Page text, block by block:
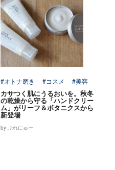
#オトナ磨き #コスメ #美容
カサつく肌にうるおいを。秋冬
の乾燥から守る「ハンドクリー
ム」がリーフ＆ボタニクスから
新登場
by ぷれにゅー